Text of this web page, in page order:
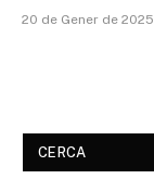
20 de Gener de 2025
CERCA